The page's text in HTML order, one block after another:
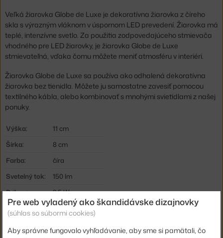
Veľká žiarovka Globe de Luxe je dekoratívna žiarovka z číreho
skla s výrazným vláknom v úspornom LED prevedení. Žiarovka má
teplé, intenzívne svetlo. Za použitia zodpovedajúceho stmievača
vhodného pre LED žiarovky, je žiarovka Globe de Luxe
stmievateľná, vďaka čomu môžete meniť atmosféru v interiéri.
Žiarovka Globe de Luxe sa používa ako odhalená dekoratívna
žiarovka bez tienidla. Môžete ju samostatne zavesiť pomocou
textilného kábla, alebo kombinovať s mnohými svietidlami z našej
ponuky.
Výška:
11 cm
Šírka:
8 cm
Farba:
číra
Svetelný tok:
150 lm
Príkon:
2,5 W
Pätica / zdroj: E27
Pre web vyladený ako škandidávske dizajnovky
(súhlas so súbormi cookies)
Aby správne fungovalo vyhľadávanie, aby sme si pamätali, čo